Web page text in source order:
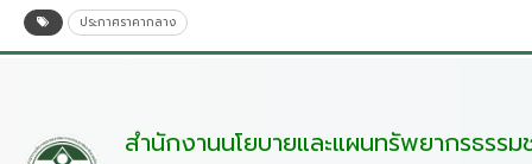
ประกาศราคากลาง
สำนักงานนโยบายและแผนทรัพยากรธรร